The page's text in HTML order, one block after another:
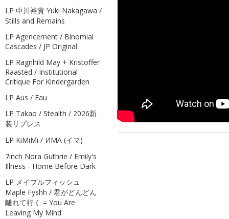
LP 中川裕貴 Yuki Nakagawa /
Stills and Remains
LP Agencement / Binomial
Cascades / JP Original
LP Ragnhild May + Kristoffer
Raasted / Institutional
Critique For Kindergarden
LP Aus / Eau
LP Takao / Stealth / 2026新
装リプレス
LP KiMiMi / ИМА (イマ)
7inch Nora Guthrie / Emily's
Illness - Home Before Dark
LP メイプルフィッシュ
Maple Fyshh / 君がどんどん
離れて行く = You Are
Leaving My Mind